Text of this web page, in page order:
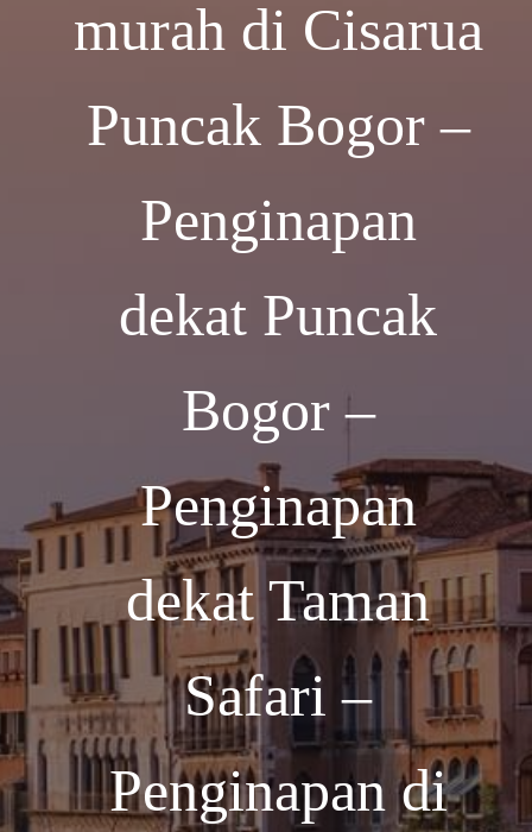
murah di Cisarua
Puncak Bogor –
Penginapan
dekat Puncak
Bogor –
Penginapan
dekat Taman
Safari –
Penginapan di